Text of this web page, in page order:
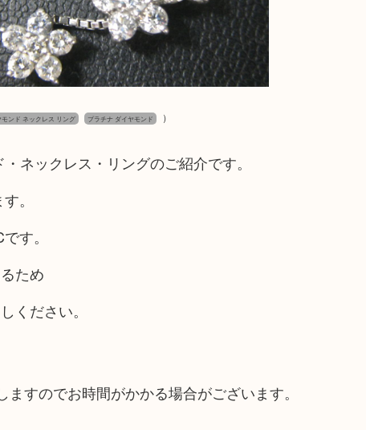
モンド ネックレス リング プラチナ ダイヤモンド
）
ネックレス・リングのご紹介です。
。
す。
ため
ください。
すのでお時間がかかる場合がございます。